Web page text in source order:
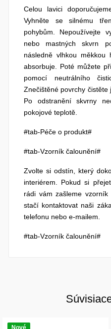
Celou lavici
Vyhněte se silnému
pohybům. Nepoužívejte
nebo mastných skvrn
následně vlhkou měkkou
absorbuje. Poté můžete
pomocí neutrálního
Znečištěné povrchy čistěte
Po odstranění skvrny
pokojové teplotě.
#tab-Péče o produkt#
#tab-Vzorník čalounění#
Zvolte si odstín, který
interiérem. Pokud si
rádi vám zašleme
stačí kontaktovat naši
telefonu nebo e-mailem.
#tab-Vzorník čalounění#
Nové